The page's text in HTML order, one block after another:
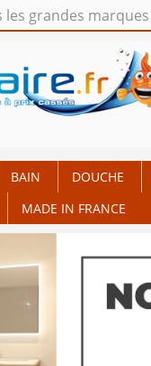
grandes
BAIN DOUCHE
MADE IN FRANCE